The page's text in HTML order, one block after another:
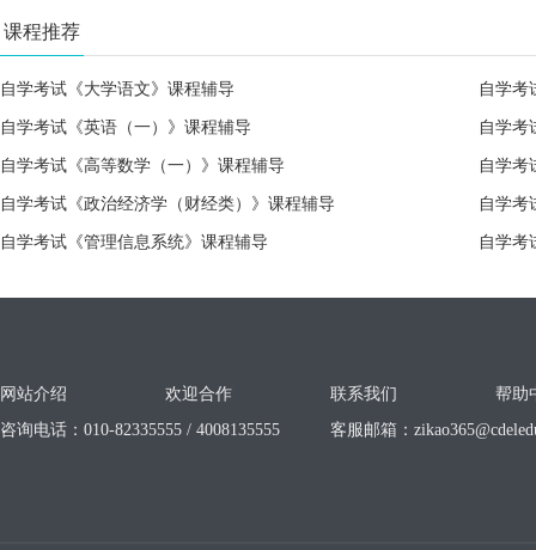
课程推荐
自学考试《大学语文》课程辅导 自学考
自学考试《英语（一）》课程辅导 自学考
自学考试《高等数学（一）》课程辅导 自学考
自学考试《政治经济学（财经类）》课程辅导 自学考
自学考试《管理信息系统》课程辅导 自学考
网站介绍 欢迎合作 联系我们
帮助
咨询电话：010-82335555 / 4008135555
客服邮箱：